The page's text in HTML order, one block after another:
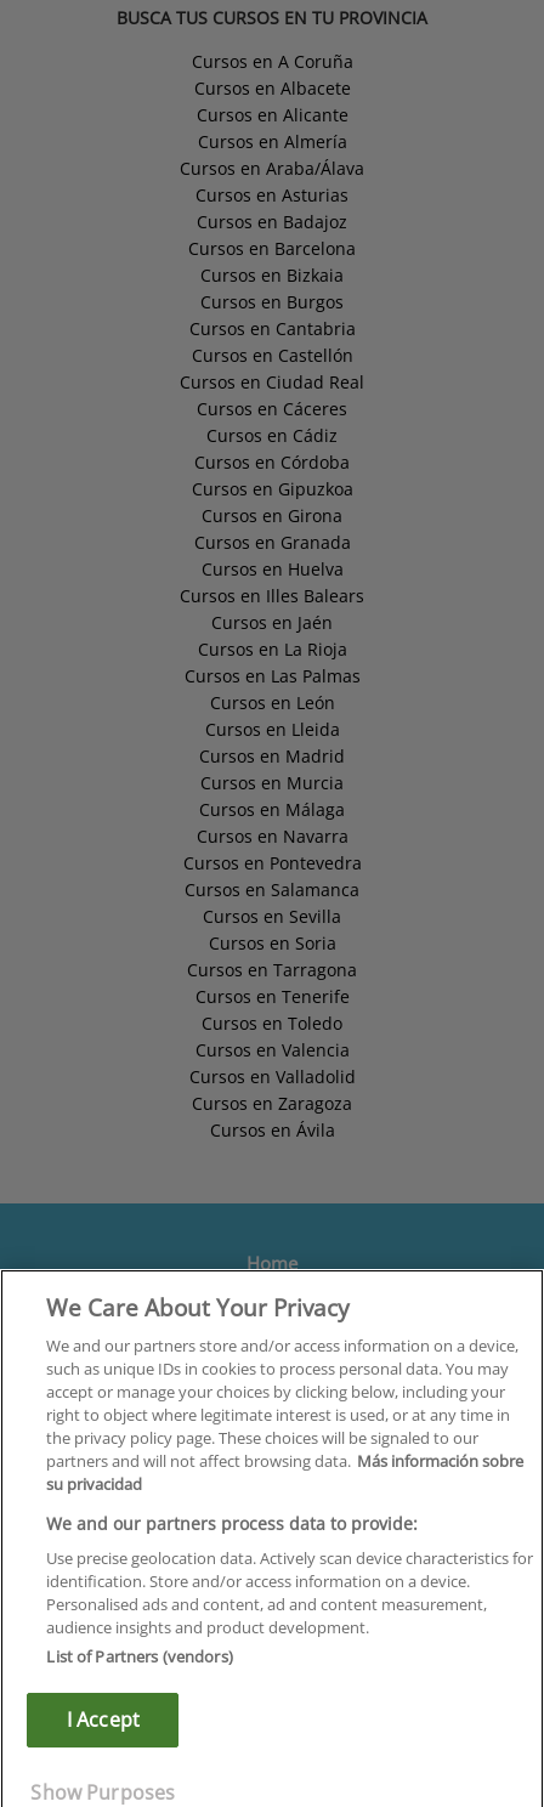
BUSCA TUS CURSOS EN TU PROVINCIA
Cursos en A Coruña
Cursos en Albacete
Cursos en Alicante
Cursos en Almería
Cursos en Araba/Álava
Cursos en Asturias
Cursos en Badajoz
Cursos en Barcelona
Cursos en Bizkaia
Cursos en Burgos
Cursos en Cantabria
Cursos en Castellón
Cursos en Ciudad Real
Cursos en Cáceres
Cursos en Cádiz
Cursos en Córdoba
Cursos en Gipuzkoa
Cursos en Girona
Cursos en Granada
Cursos en Huelva
Cursos en Illes Balears
Cursos en Jaén
Cursos en La Rioja
Cursos en Las Palmas
Cursos en León
Cursos en Lleida
Cursos en Madrid
Cursos en Murcia
Cursos en Málaga
Cursos en Navarra
Cursos en Pontevedra
Cursos en Salamanca
Cursos en Sevilla
Cursos en Soria
Cursos en Tarragona
Cursos en Tenerife
Cursos en Toledo
Cursos en Valencia
Cursos en Valladolid
Cursos en Zaragoza
Cursos en Ávila
Home
Formación
Centros
Orientación
Quiénes somos
Contacta
Aviso Legal
Política de Privacidad
Política de Cookies
Canal Ético
Infoempleo
We Care About Your Privacy
We and our partners store and/or access information on a device,
such as unique IDs in cookies to process personal data. You may
accept or manage your choices by clicking below, including your
right to object where legitimate interest is used, or at any time in
the privacy policy page. These choices will be signaled to our
partners and will not affect browsing data. Más información sobre
su privacidad
We and our partners process data to provide:
Use precise geolocation data. Actively scan device characteristics for
identification. Store and/or access information on a device.
Personalised ads and content, ad and content measurement,
audience insights and product development.
List of Partners (vendors)
I Accept
Show Purposes